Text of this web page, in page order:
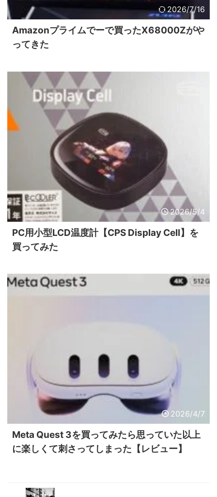
2026/7/16
Amazonプライムでーで買ったX68000Zがや
ってきた
2026/5/4
PC用小型LCD温度計【CPS Display Cell】を
買ってみた
2026/4/7
Meta Quest 3を買ってみたら思っていた以上
に楽しくて刺さってしまった【レビュー】